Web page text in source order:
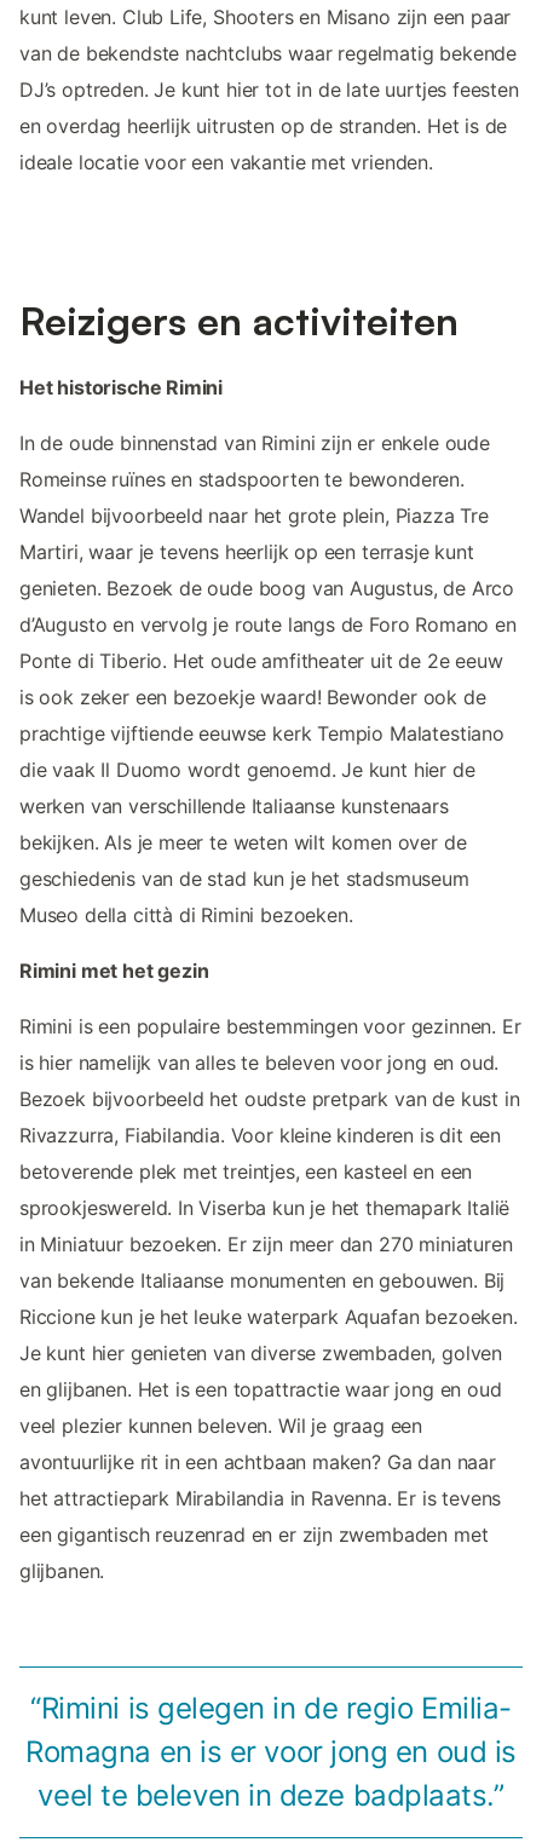
kunt leven. Club Life, Shooters en Misano zijn een paar
van de bekendste nachtclubs waar regelmatig bekende
DJ’s optreden. Je kunt hier tot in de late uurtjes feesten
en overdag heerlijk uitrusten op de stranden. Het is de
ideale locatie voor een vakantie met vrienden.
Reizigers en activiteiten
Het historische Rimini
In de oude binnenstad van Rimini zijn er enkele oude
Romeinse ruïnes en stadspoorten te bewonderen.
Wandel bijvoorbeeld naar het grote plein, Piazza Tre
Martiri, waar je tevens heerlijk op een terrasje kunt
genieten. Bezoek de oude boog van Augustus, de Arco
d’Augusto en vervolg je route langs de Foro Romano en
Ponte di Tiberio. Het oude amfitheater uit de 2e eeuw
is ook zeker een bezoekje waard! Bewonder ook de
prachtige vijftiende eeuwse kerk Tempio Malatestiano
die vaak Il Duomo wordt genoemd. Je kunt hier de
werken van verschillende Italiaanse kunstenaars
bekijken. Als je meer te weten wilt komen over de
geschiedenis van de stad kun je het stadsmuseum
Museo della città di Rimini bezoeken.
Rimini met het gezin
Rimini is een populaire bestemmingen voor gezinnen. Er
is hier namelijk van alles te beleven voor jong en oud.
Bezoek bijvoorbeeld het oudste pretpark van de kust in
Rivazzurra, Fiabilandia. Voor kleine kinderen is dit een
betoverende plek met treintjes, een kasteel en een
sprookjeswereld. In Viserba kun je het themapark Italië
in Miniatuur bezoeken. Er zijn meer dan 270 miniaturen
van bekende Italiaanse monumenten en gebouwen. Bij
Riccione kun je het leuke waterpark Aquafan bezoeken.
Je kunt hier genieten van diverse zwembaden, golven
en glijbanen. Het is een topattractie waar jong en oud
veel plezier kunnen beleven. Wil je graag een
avontuurlijke rit in een achtbaan maken? Ga dan naar
het attractiepark Mirabilandia in Ravenna. Er is tevens
een gigantisch reuzenrad en er zijn zwembaden met
glijbanen.
“Rimini is gelegen in de regio Emilia-
Romagna en is er voor jong en oud is
veel te beleven in deze badplaats.”